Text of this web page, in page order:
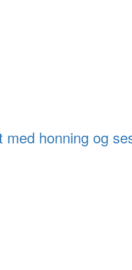
honning og